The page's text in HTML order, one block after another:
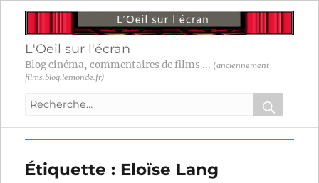
L'Oeil sur l'écran
Blog cinéma, commentaires de films ... (anciennement
films.blog.lemonde.fr)
Recherche
:
OK
Étiquette : Eloïse Lang